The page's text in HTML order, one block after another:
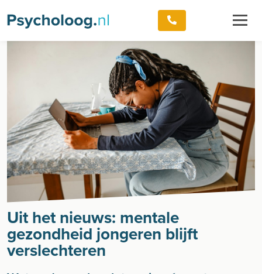
Uit het nieuws: mentale
gezondheid jongeren blijft
verslechteren